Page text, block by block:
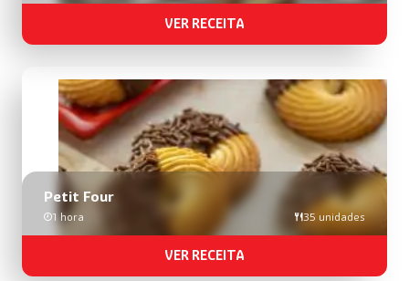
VER RECEITA
Petit Four
1 hora 35 unidades
VER RECEITA